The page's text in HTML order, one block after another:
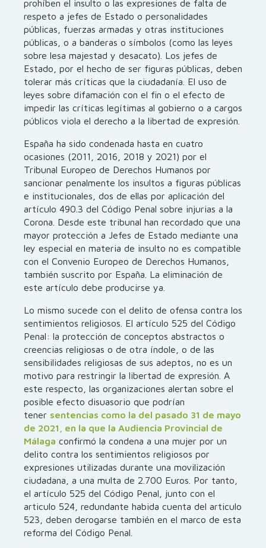
prohíben el insulto o las expresiones de falta de
respeto a jefes de Estado o personalidades
públicas, fuerzas armadas y otras instituciones
públicas, o a banderas o símbolos (como las leyes
sobre lesa majestad y desacato). Los jefes de
Estado, por el hecho de ser figuras públicas, deben
tolerar más críticas que la ciudadanía. El uso de
leyes sobre difamación con el fin o el efecto de
impedir las críticas legítimas al gobierno o a cargos
públicos viola el derecho a la libertad de expresión.
España ha sido condenada hasta en cuatro
ocasiones (2011, 2016, 2018 y 2021) por el
Tribunal Europeo de Derechos Humanos por
sancionar penalmente los insultos a figuras públicas
e institucionales, dos de ellas por aplicación del
artículo 490.3 del Código Penal sobre injurias a la
Corona. Desde este tribunal han recordado que una
mayor protección a Jefes de Estado mediante una
ley especial en materia de insulto no es compatible
con el Convenio Europeo de Derechos Humanos,
también suscrito por España. La eliminación de
este artículo debe producirse ya.
Lo mismo sucede con el delito de ofensa contra los
sentimientos religiosos. El artículo 525 del Código
Penal: la protección de conceptos abstractos o
creencias religiosas o de otra índole, o de las
sensibilidades religiosas de sus adeptos, no es un
motivo para restringir la libertad de expresión. A
este respecto, las organizaciones alertan sobre el
posible efecto disuasorio que podrían
tener sentencias como la del pasado 31 de mayo
de 2021, en la que la Audiencia Provincial de
Málaga confirmó la condena a una mujer por un
delito contra los sentimientos religiosos por
expresiones utilizadas durante una movilización
ciudadana, a una multa de 2.700 Euros. Por tanto,
el artículo 525 del Código Penal, junto con el
articulo 524, redundante habida cuenta del articulo
523, deben derogarse también en el marco de esta
reforma del Código Penal.